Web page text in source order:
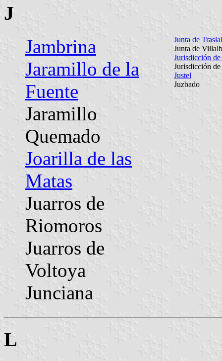
J
Jambrina
Jaramillo de la
Fuente
Jaramillo
Quemado
Joarilla de las
Matas
Juarros de
Riomoros
Juarros de
Voltoya
Junciana
Junta de
Junta de
Jurisdicción
Jurisdicción
Justel
Juzbado
L